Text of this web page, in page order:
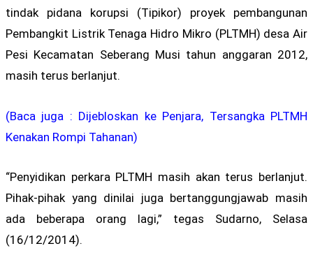
tindak pidana korupsi (Tipikor) proyek pembangunan
Pembangkit Listrik Tenaga Hidro Mikro (PLTMH) desa Air
Pesi Kecamatan Seberang Musi tahun anggaran 2012,
masih terus berlanjut.
(Baca juga : Dijebloskan ke Penjara, Tersangka PLTMH
Kenakan Rompi Tahanan)
“Penyidikan perkara PLTMH masih akan terus berlanjut.
Pihak-pihak yang dinilai juga bertanggungjawab masih
ada beberapa orang lagi,” tegas Sudarno, Selasa
(16/12/2014).